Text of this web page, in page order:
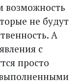
возможность
не будут
А
с
просто